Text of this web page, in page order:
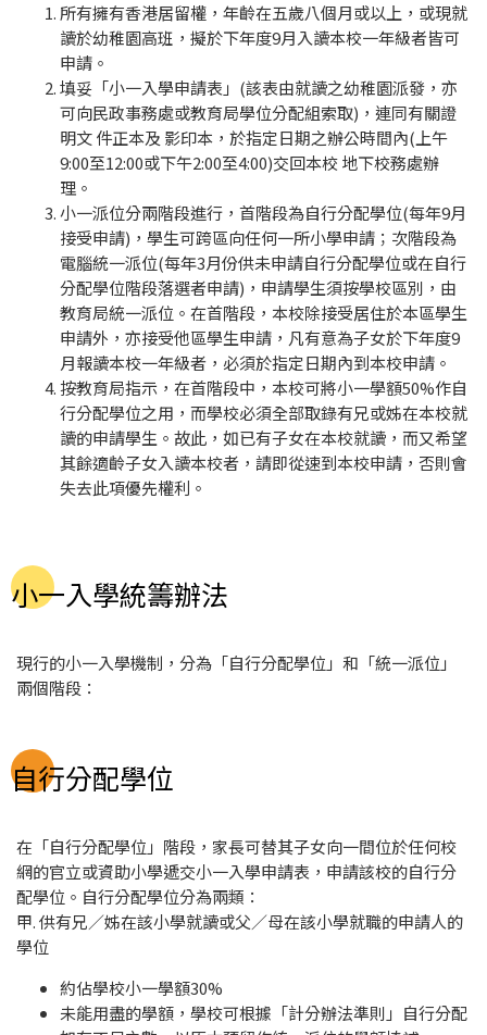
所有擁有香港居留權，年齡在五歲八個月或以上，或現就
讀於幼稚園高班，擬於下年度9月入讀本校一年級者皆可
申請。
填妥「小一入學申請表」 (該表由就讀之幼稚園派發，亦
可向民政事務處或教育局學位分配組索取) ，連同有關證
明文 件正本及 影印本，於指定日期之辦公時間內( 上午
9:00至12:00或下午2:00至4:00)交回本校 地下校務處辦
理。
小一派位分兩階段進行，首階段為自行分配學位(每年9月
接受申請) ，學生可跨區向任何一所小學申請；次階段為
電腦統一派位(每年3月份供未申請自行分配學位或在自行
分配學位階段落選者申請) ，申請學生須按學校區別，由
教育局統一派位。在首階段，本校除接受居住於本區學生
申請外，亦接受他區學生申請，凡有意為子女於下年度9
月報讀本校一年級者，必須於指定日期內到本校申請。
按教育局指示，在首階段中，本校可將小一學額50%作自
行分配學位之用，而學校必須全部取錄有兄或姊在本校就
讀的申請學生。故此，如已有子女在本校就讀，而又希望
其餘適齡子女入讀本校者，請即從速到本校申請，否則會
失去此項優先權利。
小一入學統籌辦法
現行的小一入學機制，分為「自行分配學位」和「統一派位」
兩個階段：
自行分配學位
在「自行分配學位」階段，家長可替其子女向一間位於任何校
網的官立或資助小學遞交小一入學申請表，申請該校的自行分
配學位。自行分配學位分為兩類：
甲. 供有兄／姊在該小學就讀或父／母在該小學就職的申請人的
學位
約佔學校小一學額30%
未能用盡的學額，學校可根據「計分辦法準則」自行分配